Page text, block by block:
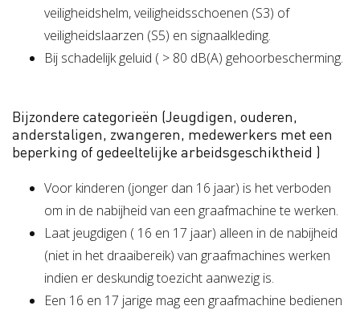
veiligheidshelm, veiligheidsschoenen (S3) of
veiligheidslaarzen (S5) en signaalkleding.
Bij schadelijk geluid ( > 80 dB(A) gehoorbescherming.
Bijzondere categorieën (Jeugdigen, ouderen,
anderstaligen, zwangeren, medewerkers met een
beperking of gedeeltelijke arbeidsgeschiktheid )
Voor kinderen (jonger dan 16 jaar) is het verboden
om in de nabijheid van een graafmachine te werken.
Laat jeugdigen ( 16 en 17 jaar) alleen in de nabijheid
(niet in het draaibereik) van graafmachines werken
indien er deskundig toezicht aanwezig is.
Een 16 en 17 jarige mag een graafmachine bedienen